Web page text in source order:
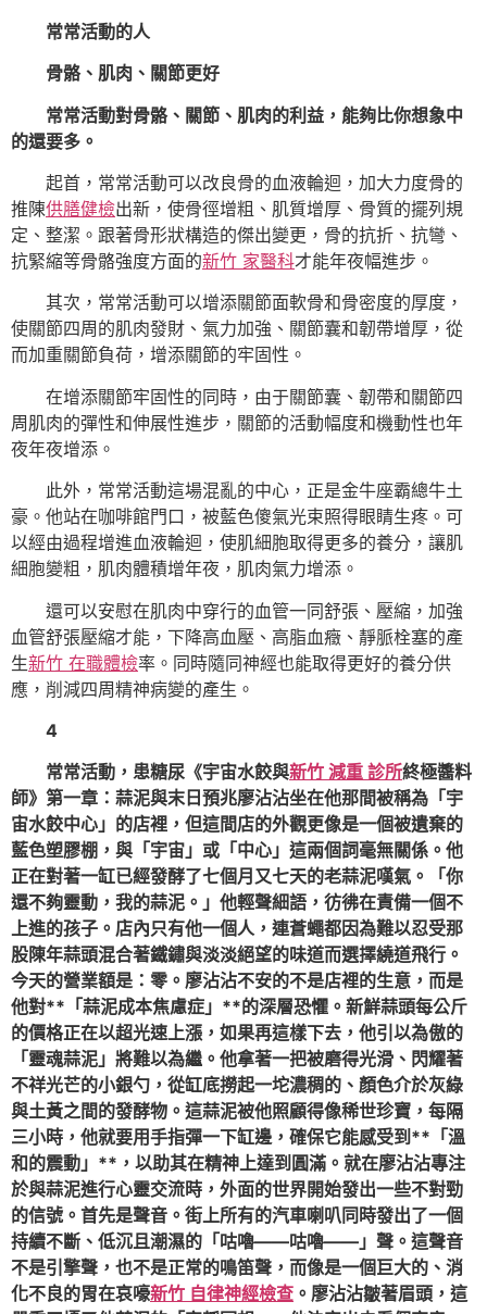
常常活動的人
骨骼、肌肉、關節更好
常常活動對骨骼、關節、肌肉的利益，能夠比你想象中
的還要多。
起首，常常活動可以改良骨的血液輪迴，加大力度骨的
推陳供膳健檢出新，使骨徑增粗、肌質增厚、骨質的擺列規
定、整潔。跟著骨形狀構造的傑出變更，骨的抗折、抗彎、
抗緊縮等骨骼強度方面的新竹 家醫科才能年夜幅進步。
其次，常常活動可以增添關節面軟骨和骨密度的厚度，
使關節四周的肌肉發財、氣力加強、關節囊和韌帶增厚，從
而加重關節負荷，增添關節的牢固性。
在增添關節牢固性的同時，由于關節囊、韌帶和關節四
周肌肉的彈性和伸展性進步，關節的活動幅度和機動性也年
夜年夜增添。
此外，常常活動這場混亂的中心，正是金牛座霸總牛土
豪。他站在咖啡館門口，被藍色傻氣光束照得眼睛生疼。可
以經由過程增進血液輪迴，使肌細胞取得更多的養分，讓肌
細胞變粗，肌肉體積增年夜，肌肉氣力增添。
還可以安慰在肌肉中穿行的血管一同舒張、壓縮，加強
血管舒張壓縮才能，下降高血壓、高脂血癥、靜脈栓塞的產
生新竹 在職體檢率。同時隨同神經也能取得更好的養分供
應，削減四周精神病變的產生。
4
常常活動，患糖尿《宇宙水餃與新竹 減重 診所終極醬料
師》第一章：蒜泥與末日預兆廖沾沾坐在他那間被稱為「宇
宙水餃中心」的店裡，但這間店的外觀更像是一個被遺棄的
藍色塑膠棚，與「宇宙」或「中心」這兩個詞毫無關係。他
正在對著一缸已經發酵了七個月又七天的老蒜泥嘆氣。「你
還不夠靈動，我的蒜泥。」他輕聲細語，彷彿在責備一個不
上進的孩子。店內只有他一個人，連蒼蠅都因為難以忍受那
股陳年蒜頭混合著鐵鏽與淡淡絕望的味道而選擇繞道飛行。
今天的營業額是：零。廖沾沾不安的不是店裡的生意，而是
他對**「蒜泥成本焦慮症」**的深層恐懼。新鮮蒜頭每公斤
的價格正在以超光速上漲，如果再這樣下去，他引以為傲的
「靈魂蒜泥」將難以為繼。他拿著一把被磨得光滑、閃耀著
不祥光芒的小銀勺，從缸底撈起一坨濃稠的、顏色介於灰綠
與土黃之間的發酵物。這蒜泥被他照顧得像稀世珍寶，每隔
三小時，他就要用手指彈一下缸邊，確保它能感受到**「溫
和的震動」**，以助其在精神上達到圓滿。就在廖沾沾專注
於與蒜泥進行心靈交流時，外面的世界開始發出一些不對勁
的信號。首先是聲音。街上所有的汽車喇叭同時發出了一個
持續不斷、低沉且潮濕的「咕嚕——咕嚕——」聲。這聲音
不是引擎聲，也不是正常的鳴笛聲，而像是一個巨大的、消
化不良的胃在哀嚎新竹 自律神經檢查 。廖沾沾皺著眉頭，這